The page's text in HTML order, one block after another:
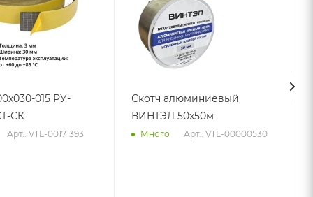
015 РУ-
СК
Арт.: VTL-00171393
Скотч алюминиевый
ВИНТЭЛ 50х50м
Много Арт.: VTL-00000530